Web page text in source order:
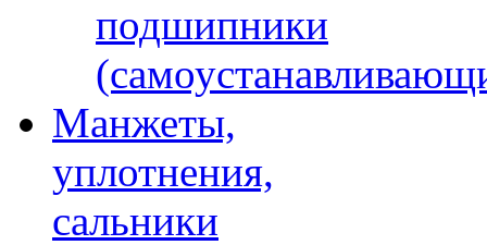
подшипники
Манжеты,
уплотнения,
сальники